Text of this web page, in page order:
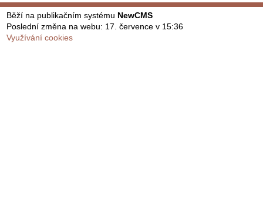
Běží na publikačním systému NewCMS
Poslední změna na webu: 17. července v 15:36
Využívání cookies